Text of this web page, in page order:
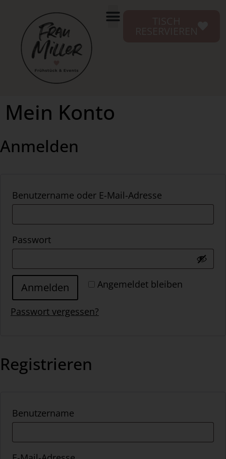
Mein Konto
Anmelden
Benutzername oder E-Mail-Adresse
Passwort
Angemeldet bleiben
Anmelden
Passwort vergessen?
Registrieren
Benutzername